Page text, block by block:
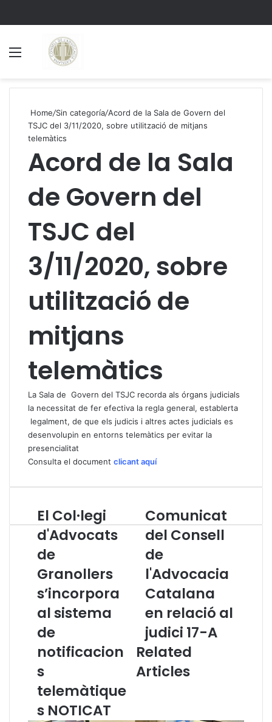
Home/Sin categoría/Acord de la Sala de Govern del
TSJC del 3/11/2020, sobre utilització de mitjans
telemàtics
Acord de la Sala
de Govern del
TSJC del
3/11/2020, sobre
utilització de
mitjans
telemàtics
La Sala de Govern del TSJC recorda als órgans judicials
la necessitat de fer efectiva la regla general, establerta
legalment, de que els judicis i altres actes judicials es
desenvolupin en entorns telemàtics per evitar la
presencialitat
Consulta el document clicant aquí
E
l
C
o
·
e
g
d
d
v
c
El Col·legi
d'Advocats
de
Granollers
s’incorpora
al sistema
de
notificacion
s
telemàtique
s NOTICAT
C
o
m
u
c
a
t
d
e
l
o
Comunicat
del Consell
de
l'Advocacia
Catalana
en relació al
judici 17-A
Related
Articles